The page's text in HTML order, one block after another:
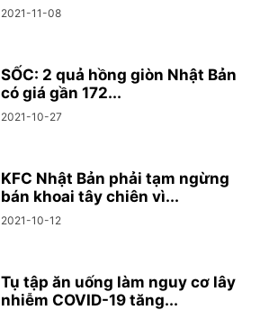
2021-11-08
SỐC: 2 quả hồng giòn Nhật Bản
có giá gần 172...
2021-10-27
KFC Nhật Bản phải tạm ngừng
bán khoai tây chiên vì...
2021-10-12
Tụ tập ăn uống làm nguy cơ lây
nhiễm COVID-19 tăng...